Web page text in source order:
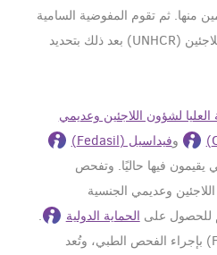
منها. ثم تقوم المفوضية السامية
للأمم المتحدة لشؤون اللاجئين (UNHCR) بعد ذلك بتحديد
العليا لشؤون اللاجئين وعديمي
وفيداسيل (Fedasil)
يقيمون فيها حاليًا. وتفحص
وعديمي الجنسية
الحماية الدولية
.
تقوم فيداسيل (Fedasil) بإجراء الفحص الطبي، وتُعد